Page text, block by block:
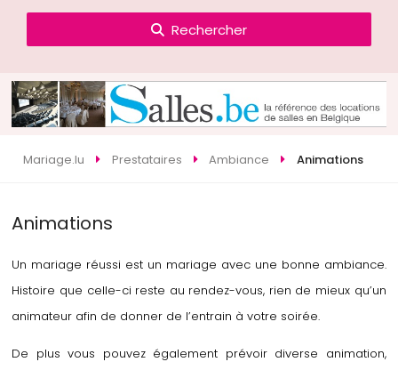
Rechercher
Mariage.lu Prestataires Ambiance Animations
Animations
Un mariage réussi est un mariage avec une bonne ambiance.
Histoire que celle-ci reste au rendez-vous, rien de mieux qu’un
animateur afin de donner de l’entrain à votre soirée.
De plus vous pouvez également prévoir diverse animation,